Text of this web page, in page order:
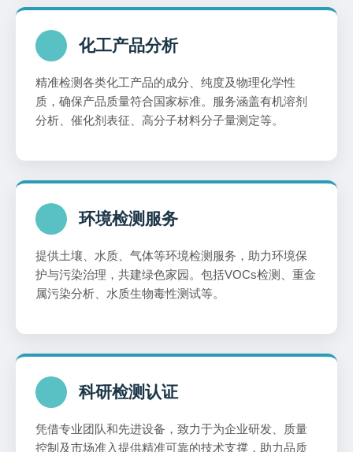
化工产品分析
精准检测各类化工产品的成分、纯度及物理化学性
质，确保产品质量符合国家标准。服务涵盖有机溶剂
分析、催化剂表征、高分子材料分子量测定等。
环境检测服务
提供土壤、水质、气体等环境检测服务，助力环境保
护与污染治理，共建绿色家园。包括VOCs检测、重金
属污染分析、水质生物毒性测试等。
科研检测认证
凭借专业团队和先进设备，致力于为企业研发、质量
控制及市场准入提供精准可靠的技术支撑，助力品质